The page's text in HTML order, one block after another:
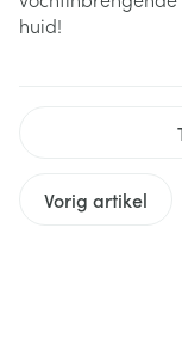
huid!
Vorig artikel